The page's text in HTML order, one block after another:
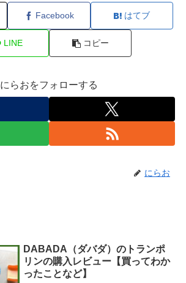
Facebook はてブ
LINE コピー
にらおをフォローする
にらお
DABADA（ダバダ）のトランポ
リンの購入レビュー【買ってわか
ったことなど】